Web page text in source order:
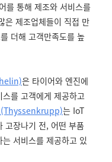
를 통해 제조와 서비스를
은 제조업체들이 직접 만
더해 고객만족도를 높
은 타이어와 엔진에
를 고객에게 제공하고
(Thyssenkrupp)는 IoT
고장나기 전, 어떤 부품
서비스를 제공하고 있